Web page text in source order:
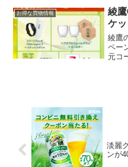
いる
まり
お得な買物情報
綾
ケ
綾鷹
ペー
元コ
淡麗
ンが